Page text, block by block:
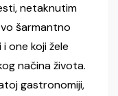
netaknutim
šarmantno
one koji žele
načina života.
gastronomiji,